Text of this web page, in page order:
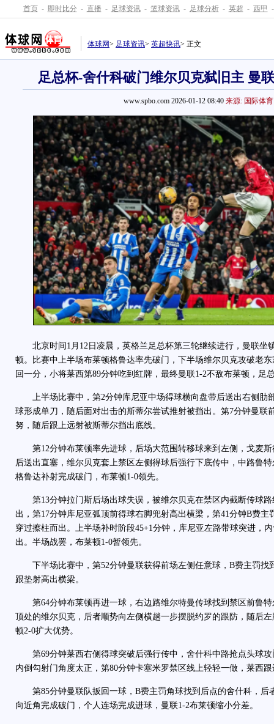
首页 - 即时比分 - 直播 - 足球资讯 - 篮球资讯 - 足球分析 - 英超 - 西甲 -
体球网> 足球资讯> 英超快讯> 正文
足总杯-舍什科破门维尔贝克弑旧主 曼
www.spbo.com 2026-01-12 08:40 来源: 国际体育
北京时间1月12日凌晨，英格兰足总杯第三轮继续进行，曼联坐
顿。比赛中上半场布莱顿格鲁达率先破门，下半场维尔贝克攻破老
回一分，小将莱西第89分钟吃到红牌，最终曼联1-2不敌布莱顿，足
上半场比赛中，第2分钟库尼亚中场得球横向盘带后送出右侧肋
球形成单刀，随后面对出击的斯蒂尔尝试推射被挡出。第7分钟曼联
努，随后跟上远射被斯蒂尔挡出底线。
第12分钟布莱顿率先进球，后场大范围转移球来到左侧，戈麦斯
后送出直塞，维尔贝克套上禁区左侧得球后强行下底传中，中路鲁
格鲁达补射完成破门，布莱顿1-0领先。
第13分钟拉门斯后场出球失误，被维尔贝克在禁区内截断传球路
出，第17分钟库尼亚弧顶前得球右脚兜射高出横梁，第41分钟B费主
穿过擦柱而出。上半场补时阶段45+1分钟，库尼亚左路带球突进，
出。半场战罢，布莱顿1-0暂领先。
下半场比赛中，第52分钟曼联获得前场左侧任意球，B费主罚找
跟垫射高出横梁。
第64分钟布莱顿再进一球，右边路维尔特曼传球找到禁区前鲁特
顶处的维尔贝克，后者顺势向左侧横趟一步摆脱约罗的跟防，随后
顿2-0扩大优势。
第69分钟莱西右侧得球突破后强行传中，舍什科中路抢点头球攻
内倒勾射门角度太正，第80分钟卡塞米罗禁区线上轻轻一做，莱西
第85分钟曼联队扳回一球，B费主罚角球找到后点的舍什科，后
向近角完成破门，个人连场完成进球，曼联1-2布莱顿缩小分差。